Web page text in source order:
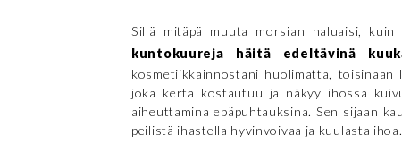
Sillä mitäpä muuta morsian haluaisi, kuin
kuntokuureja häitä edeltävinä
kosmetiikkainnostani huolimatta,
joka kerta kostautuu ja näkyy ihossa
aiheuttamina epäpuhtauksina. Sen sijaan
peilistä ihastella hyvinvoivaa ja kuulasta ihoa.